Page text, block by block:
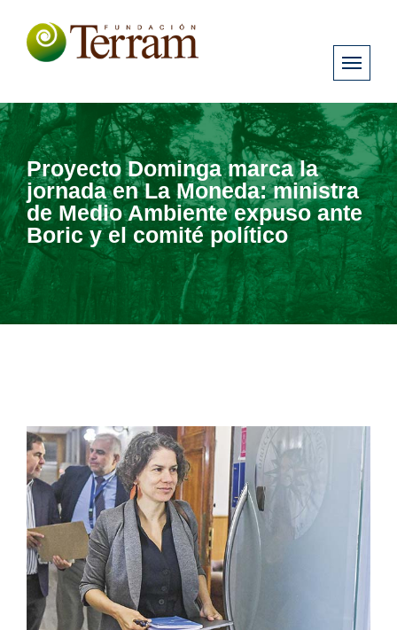
Proyecto Dominga marca la
jornada en La Moneda: ministra
de Medio Ambiente expuso ante
Boric y el comité político